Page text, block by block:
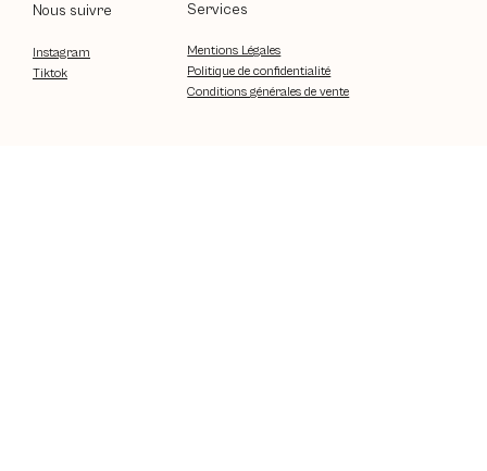
Nous suivre
Instagram
Tiktok
Services
Mentions Légales
Politique de confidentialité
Conditions générales de vente